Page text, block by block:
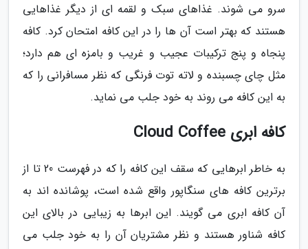
سرو می شوند. غذاهای سبک و لقمه ای از دیگر غذاهایی
هستند که بهتر است آن ها را در این کافه امتحان کرد. کافه
پنجاه و پنج ترکیبات عجیب و غریب و بامزه ای هم دارد؛
مثل چای چسبنده و لاته توت فرنگی که نظر مسافرانی را که
به این کافه می روند به خود جلب می نماید.
کافه ابری Cloud Coffee
به خاطر ابرهایی که سقف این کافه را که در فهرست 20 تا از
برترین کافه های سنگاپور واقع شده است، پوشانده اند به
آن کافه ابری می گویند. این ابرها به زیبایی در بالای این
کافه شناور هستند و نظر مشتریان آن را به خود جلب می